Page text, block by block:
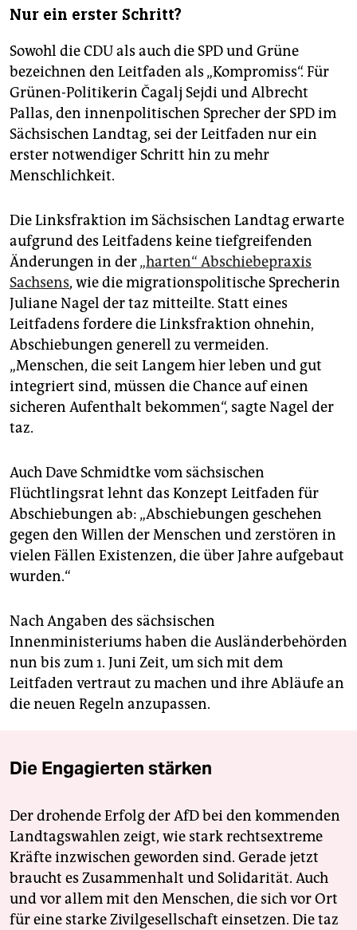
Nur ein erster Schritt?
Sowohl die CDU als auch die SPD und Grüne
bezeichnen den Leitfaden als „Kompromiss“. Für
Grünen-Politikerin Čagalj Sejdi und Albrecht
Pallas, den innenpolitischen Sprecher der SPD im
Sächsischen Landtag, sei der Leitfaden nur ein
erster notwendiger Schritt hin zu mehr
Menschlichkeit.
Die Linksfraktion im Sächsischen Landtag erwarte
aufgrund des Leitfadens keine tiefgreifenden
Änderungen in der„harten“ Abschiebepraxis
Sachsens, wie die migrationspolitische Sprecherin
Juliane Nagel der taz mitteilte. Statt eines
Leitfadens fordere die Linksfraktion ohnehin,
Abschiebungen generell zu vermeiden.
„Menschen, die seit Langem hier leben und gut
integriert sind, müssen die Chance auf einen
sicheren Aufenthalt bekommen“, sagte Nagel der
taz.
Auch Dave Schmidtke vom sächsischen
Flüchtlingsrat lehnt das Konzept Leitfaden für
Abschiebungen ab: „Abschiebungen geschehen
gegen den Willen der Menschen und zerstören in
vielen Fällen Existenzen, die über Jahre aufgebaut
wurden.“
Nach Angaben des sächsischen
Innenministeriums haben die Ausländerbehörden
nun bis zum 1. Juni Zeit, um sich mit dem
Leitfaden vertraut zu machen und ihre Abläufe an
die neuen Regeln anzupassen.
Die Engagierten stärken
Der drohende Erfolg der AfD bei den kommenden
Landtagswahlen zeigt, wie stark rechtsextreme
Kräfte inzwischen geworden sind. Gerade jetzt
braucht es Zusammenhalt und Solidarität. Auch
und vor allem mit den Menschen, die sich vor Ort
für eine starke Zivilgesellschaft einsetzen. Die taz